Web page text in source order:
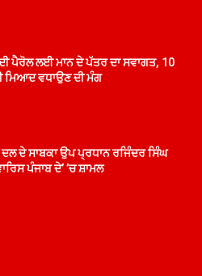
ਪੈਰੋਲ ਲਈ ਮਾਨ ਦੇ ਪੱਤਰ ਦਾ ਸਵਾਗਤ, 10
ਮਿਆਦ ਵਧਾਉਣ ਦੀ ਮੰਗ
ਦਲ ਦੇ ਸਾਬਕਾ ਉਪ ਪ੍ਰਧਾਨ ਰਜਿੰਦਰ ਸਿੰਘ
ਪੰਜਾਬ ਦੇ’ ’ਚ ਸ਼ਾਮਲ